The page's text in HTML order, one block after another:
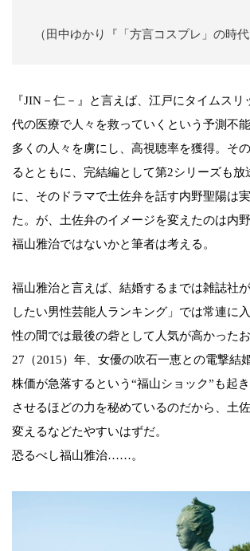
（田中ゆかり『「方言コスプレ」の時代
『JIN－仁－』と言えば、江戸にタイムスリ
代の医療で人々を救っていくという予測不
多くの人々を虜にし、高視聴率を獲得。そ
るとともに、完結編として第2シリーズも放
に、そのドラマで土佐弁を話す内野聖陽は
た。が、土佐弁のイメージを変えたのは内
福山雅治ではないかと筆者は考える。
福山雅治と言えば、結婚するまでは雑誌社
したい男性芸能人ランキング」では常連に
性の間では最後の砦として人気が高かった
27（2015）年、女優の吹石一恵との電撃結
株価が急落するという“福山ショック”も起
させるほどの力を秘めているのだから、土
変えるなどたやすいはずだ。
恐るべし福山雅治……。